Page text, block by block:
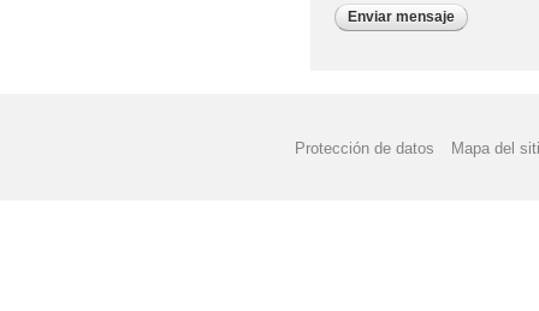
Protección de datos Mapa del